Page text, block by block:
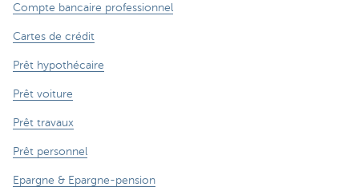
Compte bancaire professionnel
Cartes de crédit
Prêt hypothécaire
Prêt voiture
Prêt travaux
Prêt personnel
Epargne & Epargne-pension